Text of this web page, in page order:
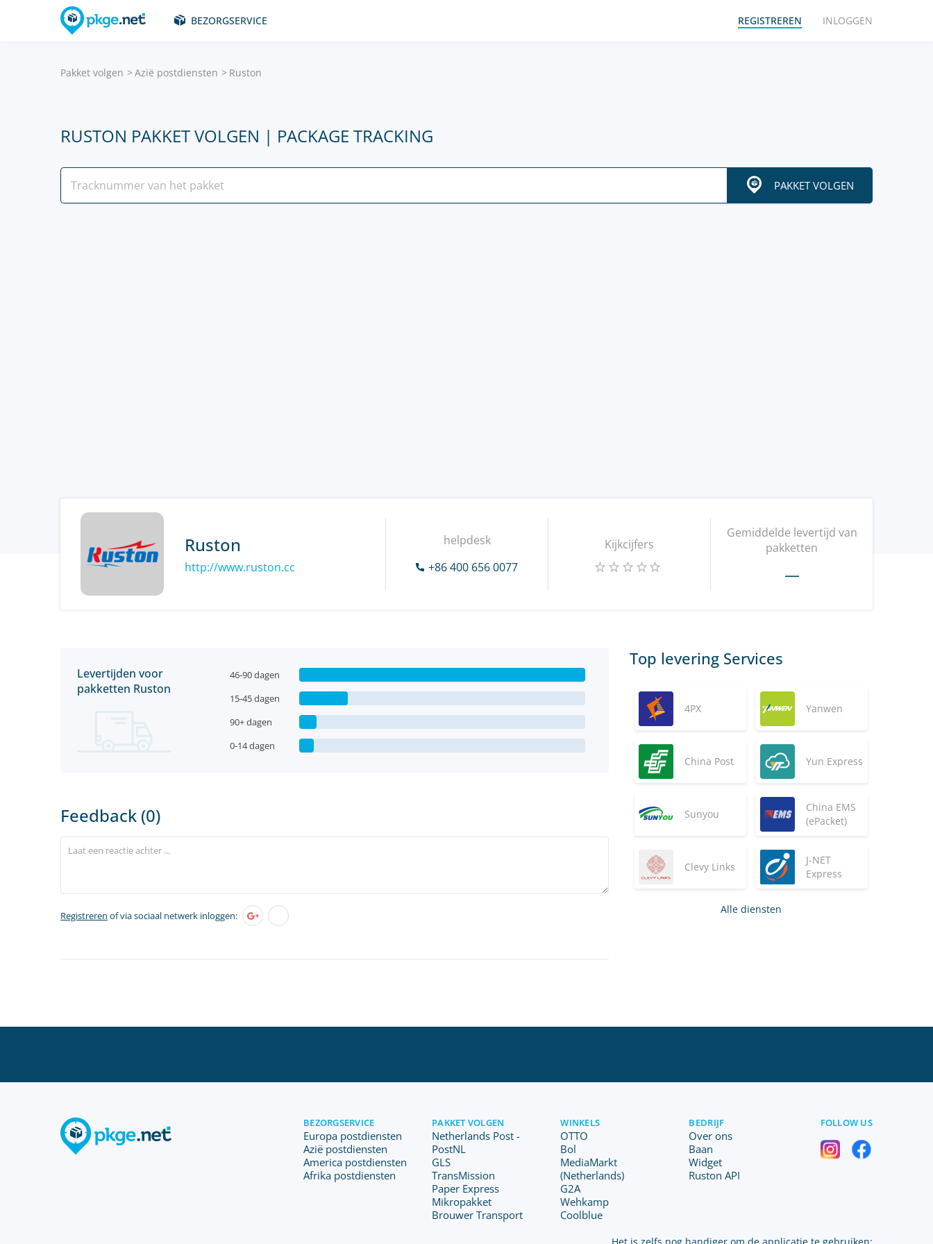
BEZORGSERVICE REGISTREREN INLOGGEN
Pakket volgen Azië postdiensten Ruston
RUSTON PAKKET VOLGEN | PACKAGE TRACKING
PAKKET VOLGEN
Ruston
http://www.ruston.cc
helpdesk
+86 400 656 0077
Kijkcijfers
Gemiddelde levertijd van
pakketten
—
Levertijden voor
pakketten Ruston
46-90 dagen
15-45 dagen
90+ dagen
0-14 dagen
Feedback (0)
Registreren of via sociaal netwerk inloggen:
Top levering Services
4PX Yanwen
China Post Yun Express
Sunyou
China EMS
(ePacket)
Clevy Links
J-NET
Express
Alle diensten
BEZORGSERVICE
Europa postdiensten
Azië postdiensten
America postdiensten
Afrika postdiensten
PAKKET VOLGEN
Netherlands Post -
PostNL
GLS
TransMission
Paper Express
Mikropakket
Brouwer Transport
WINKELS
OTTO
Bol
MediaMarkt
(Netherlands)
G2A
Wehkamp
Coolblue
BEDRIJF
Over ons
Baan
Widget
Ruston API
FOLLOW US